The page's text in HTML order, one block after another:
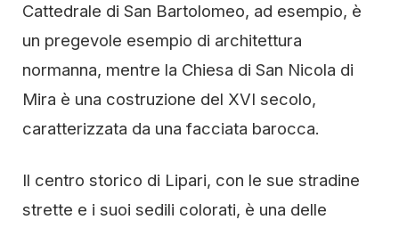
Cattedrale di San Bartolomeo, ad esempio, è
un pregevole esempio di architettura
normanna, mentre la Chiesa di San Nicola di
Mira è una costruzione del XVI secolo,
caratterizzata da una facciata barocca.
Il centro storico di Lipari, con le sue stradine
strette e i suoi sedili colorati, è una delle